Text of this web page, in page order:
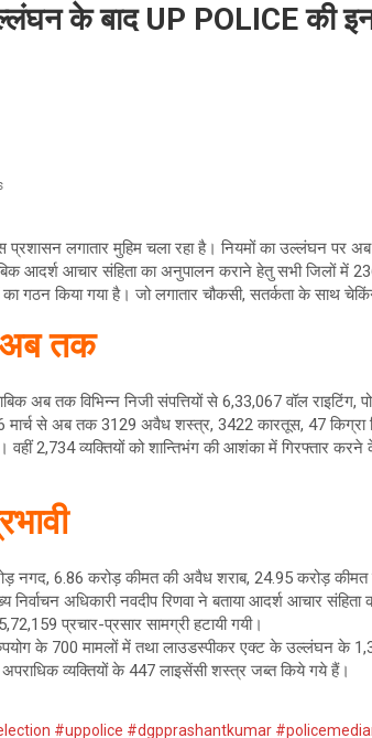
के बाद UP POLICE की इन
लगातार मुहिम चला रहा है। नियमों का उल्लंघन पर
आदर्श आचार संहिता का अनुपालन कराने हेतु सभी जिलों में
गठन किया गया है। जो लगातार चौकसी, सतर्कता के साथ
अब तक
अब तक विभिन्न निजी संपत्तियों से 6,33,067 वॉल राइटिंग,
मार्च से अब तक 3129 अवैध शस्त्र, 3422 कारतूस, 47 किग्रा
वहीं 2,734 व्यक्तियों को शान्तिभंग की आशंका में गिरफ्तार
नगद, 6.86 करोड़ कीमत की अवैध शराब, 24.95 करोड़
अधिकारी नवदीप रिणवा ने बताया आदर्श आचार संहिता
प्रचार-प्रसार सामग्री हटायी गयी।
के 700 मामलों में तथा लाउडस्पीकर एक्ट के उल्लंघन के
व्यक्तियों के 447 लाइसेंसी शस्त्र जब्त किये गये हैं।
#uppolice #dgpprashantkumar